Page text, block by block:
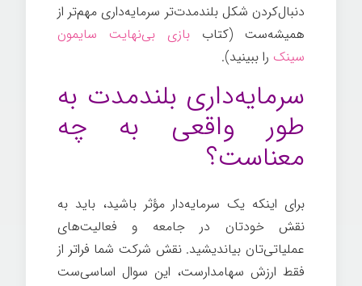
دنبال‌کردن شکل بلندمدت‌تر سرمایه‌داری مهم‌تر از
همیشه‌ست (کتاب بازی بی‌نهایت سایمون
سینک را ببینید).
سرمایه‌داری بلندمدت به
طور واقعی به چه
معناست؟
برای اینکه یک سرمایه‌دار مؤثر باشید، باید به
نقش خودتان در جامعه و فعالیت‌های
عملیاتی‌تان بیاندیشید. نقش شرکت شما فراتر از
فقط ارزش سهامدارست، این سوال اساسی‌ست